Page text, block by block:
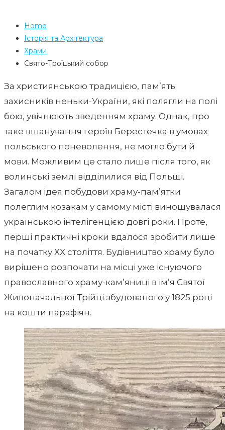
Home
Історія та Архітектура
Храми
Свято-Троїцький собор
За християнською традицією, пам’ять
захисників неньки-України, які полягли на полі
бою, увічнюють зведенням храму. Однак, про
таке вшанування героїв Берестечка в умовах
польського поневолення, не могло бути й
мови. Можливим це стало лише після того, як
волинські землі відділилися від Польщі.
Загалом ідея побудови храму-пам’ятки
полеглим козакам у самому місті виношувалася
українською інтелігенцією довгі роки. Проте,
перші практичні кроки вдалося зробити лише
на початку ХХ століття. Будівництво храму було
вирішено розпочати на місці уже існуючого
православного храму-кам’яниці в ім’я Святої
Живоначальної Трійці збудованого у 1825 році
на кошти парафіян.